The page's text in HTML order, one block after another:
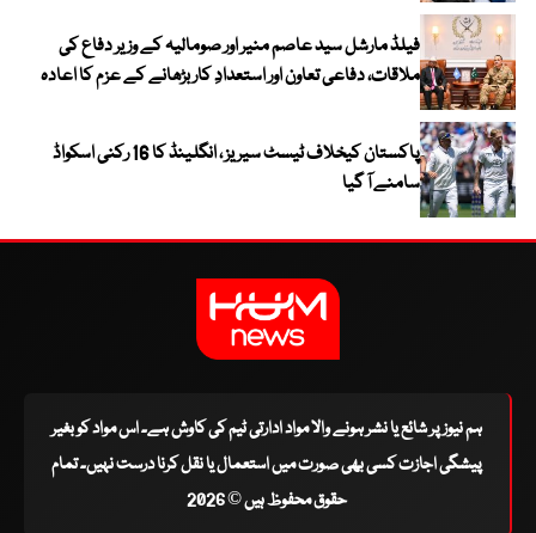
فیلڈ مارشل سید عاصم منیر اور صومالیہ کے وزیر دفاع کی
ملاقات، دفاعی تعاون اور استعدادِ کار بڑھانے کے عزم کا اعادہ
پاکستان کیخلاف ٹیسٹ سیریز ، انگلینڈ کا 16 رکنی اسکواڈ
سامنے آ گیا
ہم نیوز پر شائع یا نشر ہونے والا مواد ادارتی ٹیم کی کاوش ہے۔ اس مواد کو بغیر
پیشگی اجازت کسی بھی صورت میں استعمال یا نقل کرنا درست نہیں۔ تمام
حقوق محفوظ ہیں © 2026